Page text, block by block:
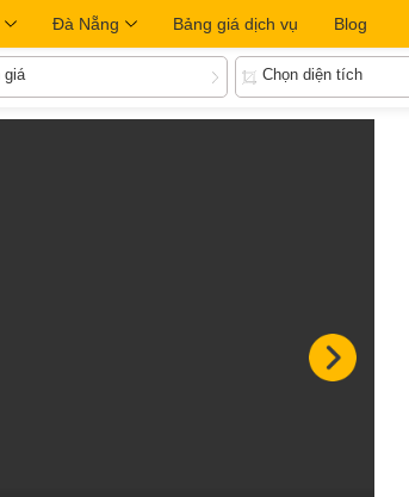
Đà Nẵng Bảng giá dịch vụ Blog
giá Chọn diện tích